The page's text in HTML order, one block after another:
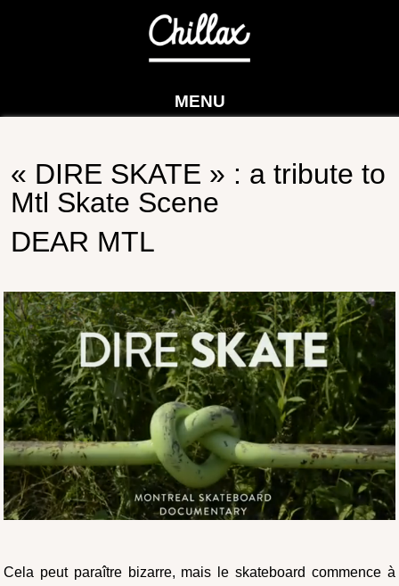
MENU
« DIRE SKATE » : a tribute to
Mtl Skate Scene
DEAR MTL
Cela peut paraître bizarre, mais le skateboard commence à